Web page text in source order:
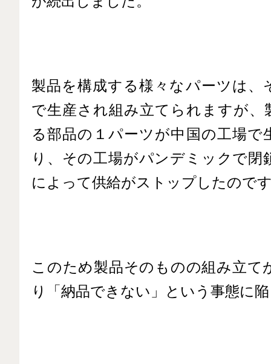
製品を構成する様々なパーツは、
で生産され組み立てられますが、
る部品の１パーツが中国の工場で
り、その工場がパンデミックで閉
によって供給がストップしたので
このため製品そのものの組み立て
り「納品できない」という事態に